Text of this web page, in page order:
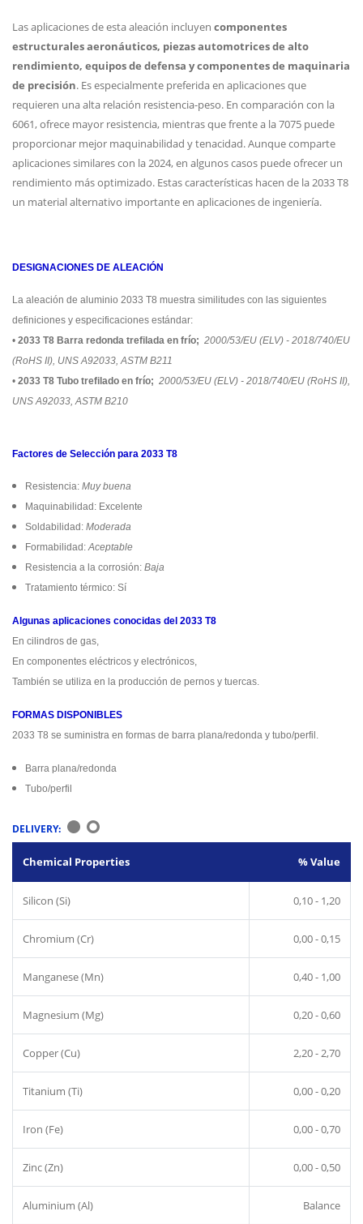
Las aplicaciones de esta aleación incluyen componentes
estructurales aeronáuticos, piezas automotrices de alto
rendimiento, equipos de defensa y componentes de maquinaria
de precisión. Es especialmente preferida en aplicaciones que
requieren una alta relación resistencia-peso. En comparación con la
6061, ofrece mayor resistencia, mientras que frente a la 7075 puede
proporcionar mejor maquinabilidad y tenacidad. Aunque comparte
aplicaciones similares con la 2024, en algunos casos puede ofrecer un
rendimiento más optimizado. Estas características hacen de la 2033 T8
un material alternativo importante en aplicaciones de ingeniería.
DESIGNACIONES DE ALEACIÓN
La aleación de aluminio 2033 T8 muestra similitudes con las siguientes
definiciones y especificaciones estándar:
• 2033 T8 Barra redonda trefilada en frío; 2000/53/EU (ELV) - 2018/740/EU
(RoHS II), UNS A92033, ASTM B211
• 2033 T8 Tubo trefilado en frío; 2000/53/EU (ELV) - 2018/740/EU (RoHS II),
UNS A92033, ASTM B210
Factores de Selección para 2033 T8
Resistencia: Muy buena
Maquinabilidad: Excelente
Soldabilidad: Moderada
Formabilidad:Aceptable
Resistencia a la corrosión: Baja
Tratamiento térmico: Sí
Algunas aplicaciones conocidas del 2033 T8
En cilindros de gas,
En componentes eléctricos y electrónicos,
También se utiliza en la producción de pernos y tuercas.
FORMAS DISPONIBLES
2033 T8 se suministra en formas de barra plana/redonda y tubo/perfil.
Barra plana/redonda
Tubo/perfil
DELIVERY:
Chemical Properties % Value
Silicon (Si) 0,10 - 1,20
Chromium (Cr) 0,00 - 0,15
Manganese (Mn) 0,40 - 1,00
Magnesium (Mg) 0,20 - 0,60
Copper (Cu) 2,20 - 2,70
Titanium (Ti) 0,00 - 0,20
Iron (Fe) 0,00 - 0,70
Zinc (Zn) 0,00 - 0,50
Aluminium (Al) Balance